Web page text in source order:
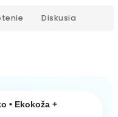
Diskusia
• Ekokoža +